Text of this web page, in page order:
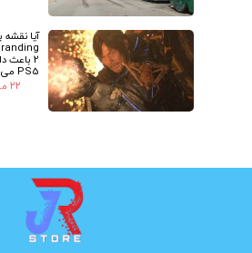
آیا نقشه
2 باعث
PS5 می‌شود؟
۲۲ مرداد ۰۴